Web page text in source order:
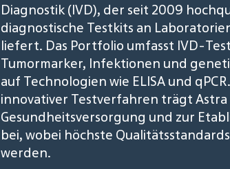
Diagnostik (IVD), der seit 2009
diagnostische Testkits an
liefert. Das Portfolio umfasst IVD-
Tumormarker, Infektionen und
auf Technologien wie ELISA und
innovativer Testverfahren trägt
Gesundheitsversorgung und zur
bei, wobei höchste
werden.